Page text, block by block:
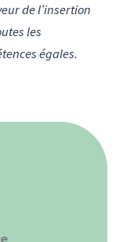
de l’insertion
les
égales.